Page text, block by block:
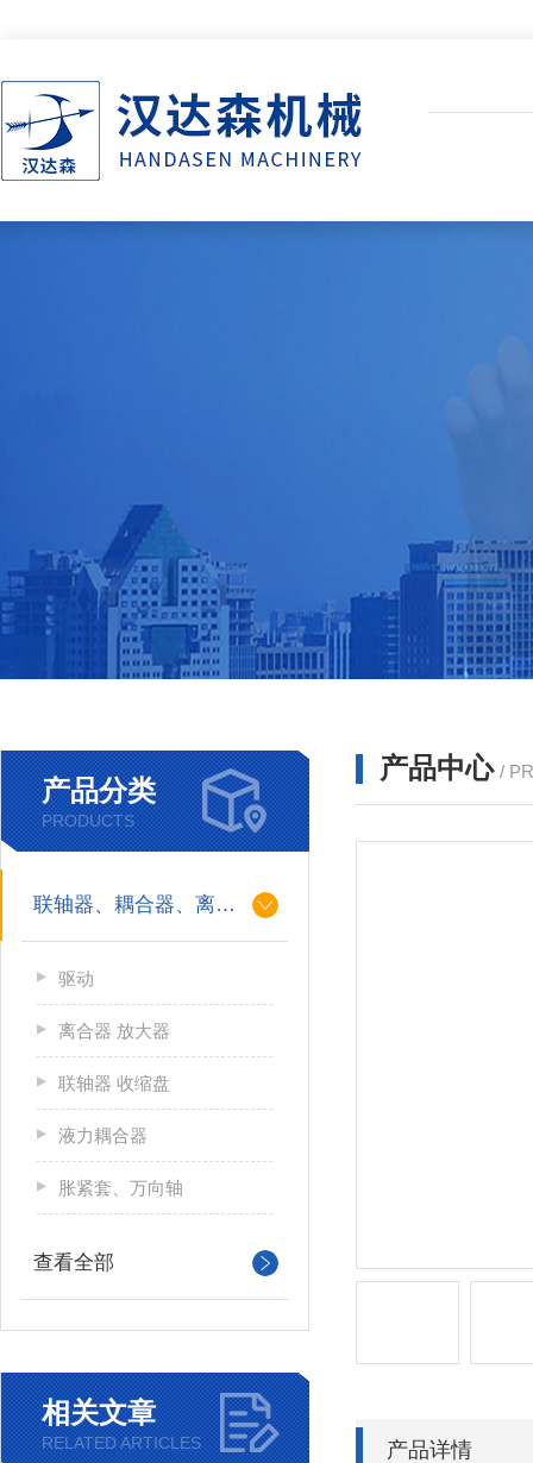
产品分类
PRODUCTS
联轴器、耦合器、离合器
驱动
离合器 放大器
联轴器 收缩盘
液力耦合器
胀紧套、万向轴
查看全部
相关文章
RELATED ARTICLES
产品中心 /
产品详情